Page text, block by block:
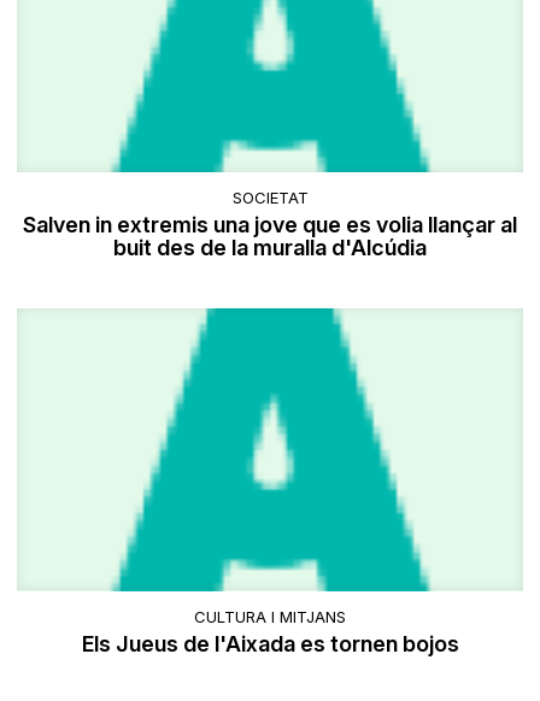
SOCIETAT
Salven in extremis una jove que es volia llançar al
buit des de la muralla d'Alcúdia
CULTURA I MITJANS
Els Jueus de l'Aixada es tornen bojos